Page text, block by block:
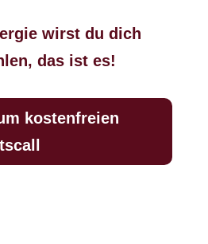
wirst du dich
das ist es!
kostenfreien